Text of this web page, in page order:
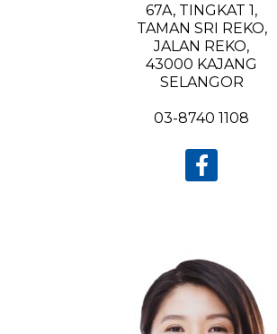
67A, TINGKAT 1,
TAMAN SRI REKO,
JALAN REKO,
43000 KAJANG
SELANGOR
03-8740 1108